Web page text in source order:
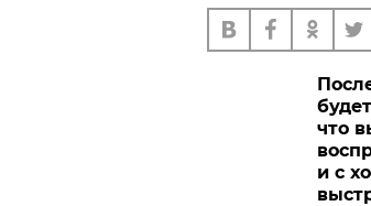
что
и с